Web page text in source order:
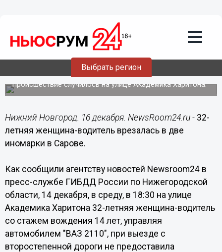
Выбрать регион
16.12.201607:45
32-летняя женщина-водитель
врезалась в две иномарки в Сарове
Происшествие случилось на улице Академика Харитона.
Нижний Новгород. 16 декабря. NewsRoom24.ru - 32-
летняя женщина-водитель врезалась в две
иномарки в Сарове.
Как сообщили агентству новостей Newsroom24 в
пресс-службе ГИБДД России по Нижегородской
области, 14 декабря, в среду, в 18:30 на улице
Академика Харитона 32-летняя женщина-водитель
со стажем вождения 14 лет, управляя
автомобилем "ВАЗ 2110", при выезде с
второстепенной дороги не предоставила